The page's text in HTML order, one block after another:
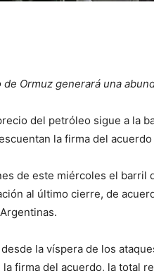
Ormuz generará una
del petróleo sigue a la
la firma del
de este miércoles el barril
al último cierre, de
la víspera de los
firma del acuerdo, la total